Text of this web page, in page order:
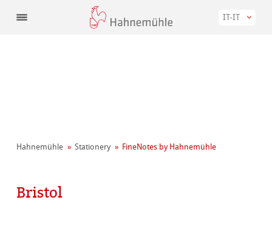
IT-IT
Hahnemühle Stationery FineNotes by Hahnemühle
Bristol